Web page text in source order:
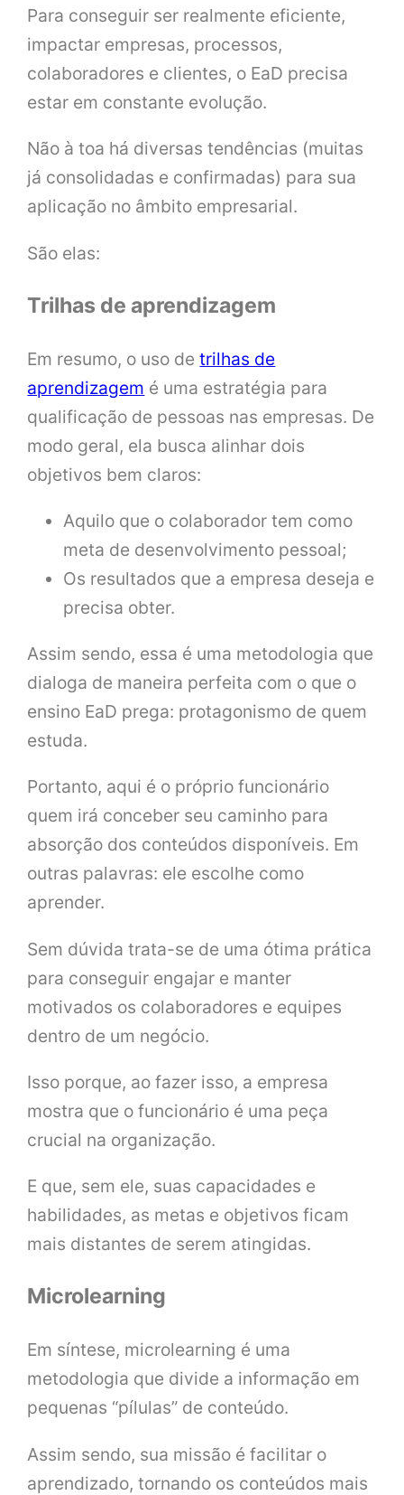
Para conseguir ser realmente eficiente,
impactar empresas, processos,
colaboradores e clientes, o EaD precisa
estar em constante evolução.
Não à toa há diversas tendências (muitas
já consolidadas e confirmadas) para sua
aplicação no âmbito empresarial.
São elas:
Trilhas de aprendizagem
Em resumo, o uso detrilhas de
aprendizagem é uma estratégia para
qualificação de pessoas nas empresas. De
modo geral, ela busca alinhar dois
objetivos bem claros:
Aquilo que o colaborador tem como
meta de desenvolvimento pessoal;
Os resultados que a empresa deseja e
precisa obter.
Assim sendo, essa é uma metodologia que
dialoga de maneira perfeita com o que o
ensino EaD prega: protagonismo de quem
estuda.
Portanto, aqui é o próprio funcionário
quem irá conceber seu caminho para
absorção dos conteúdos disponíveis. Em
outras palavras: ele escolhe como
aprender.
Sem dúvida trata-se de uma ótima prática
para conseguir engajar e manter
motivados os colaboradores e equipes
dentro de um negócio.
Isso porque, ao fazer isso, a empresa
mostra que o funcionário é uma peça
crucial na organização.
E que, sem ele, suas capacidades e
habilidades, as metas e objetivos ficam
mais distantes de serem atingidas.
Microlearning
Em síntese, microlearning é uma
metodologia que divide a informação em
pequenas “pílulas” de conteúdo.
Assim sendo, sua missão é facilitar o
aprendizado, tornando os conteúdos mais